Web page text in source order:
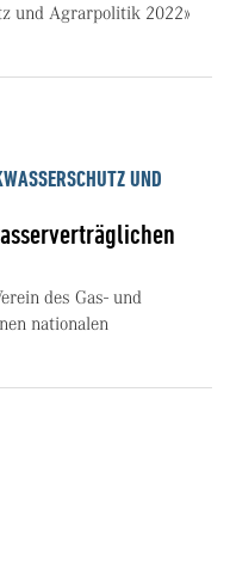
und Agrarpolitik 2022»
UND
des Gas- und
nationalen